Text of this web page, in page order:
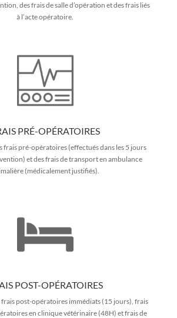
des frais de salle d’opération et des frais liés
à l’acte opératoire.
PRÉ-OPÉRATOIRES
frais pré-opératoires (effectués dans les 5 jours
et des frais de transport en ambulance
(médicalement justifiés).
POST-OPÉRATOIRES
frais post-opératoires immédiats (15 jours), frais
en clinique vétérinaire (48H) et frais de